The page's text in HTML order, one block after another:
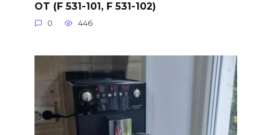
OT (F 531-101, F 531-102)
0 446